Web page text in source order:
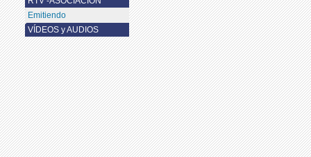
Emitiendo
VÍDEOS y AUDIOS